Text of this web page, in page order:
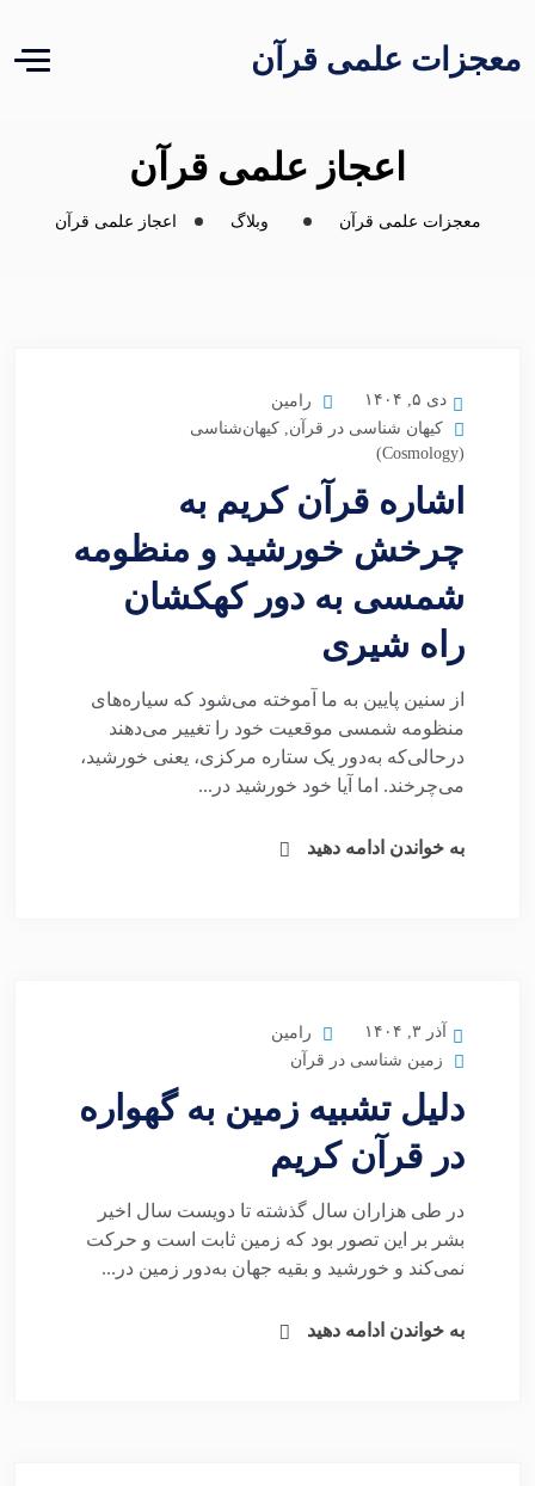
معجزات علمی قرآن
اعجاز علمی قرآن
معجزات علمی قرآن وبلاگ اعجاز علمی قرآن
دی ۵, ۱۴۰۴
رامین
کیهان شناسی در قرآن, کیهان‌شناسی
(Cosmology)
اشاره قرآن کریم به
چرخش خورشید و منظومه
شمسی به دور کهکشان
راه شیری
از سنین پایین به ما آموخته می‌شود که سیاره‌های
منظومه شمسی موقعیت خود را تغییر می‌دهند
درحالی‌که به‌دور یک ستاره مرکزی، یعنی خورشید،
می‌چرخند. اما آیا خود خورشید در...
به خواندن ادامه دهید
آذر ۳, ۱۴۰۴
رامین
زمین شناسی در قرآن
دلیل تشبیه زمین به گهواره
در قرآن کریم
در طی هزاران سال گذشته تا دویست سال اخیر
بشر بر این تصور بود که زمین ثابت است و حرکت
نمی‌کند و خورشید و بقیه جهان به‌دور زمین در...
به خواندن ادامه دهید